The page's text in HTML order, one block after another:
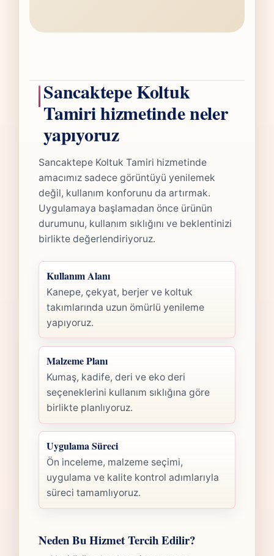
Sancaktepe Koltuk
Tamiri hizmetinde neler
yapıyoruz
Sancaktepe Koltuk Tamiri hizmetinde
amacımız sadece görüntüyü yenilemek
değil, kullanım konforunu da artırmak.
Uygulamaya başlamadan önce ürünün
durumunu, kullanım sıklığını ve beklentinizi
birlikte değerlendiriyoruz.
Kullanım Alanı
Kanepe, çekyat, berjer ve koltuk
takımlarında uzun ömürlü yenileme
yapıyoruz.
Malzeme Planı
Kumaş, kadife, deri ve eko deri
seçeneklerini kullanım sıklığına göre
birlikte planlıyoruz.
Uygulama Süreci
Ön inceleme, malzeme seçimi,
uygulama ve kalite kontrol adımlarıyla
süreci tamamlıyoruz.
Neden Bu Hizmet Tercih Edilir?